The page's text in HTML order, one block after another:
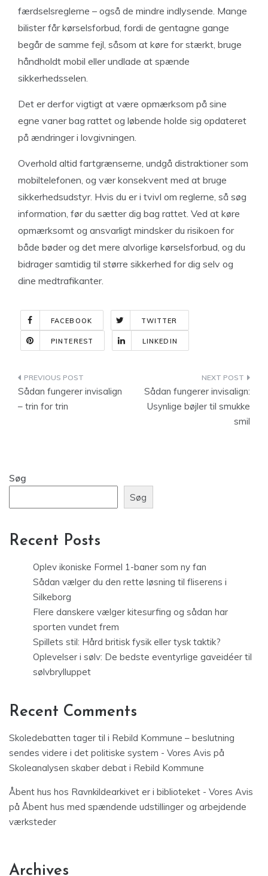
færdselsreglerne – også de mindre indlysende. Mange
bilister får kørselsforbud, fordi de gentagne gange
begår de samme fejl, såsom at køre for stærkt, bruge
håndholdt mobil eller undlade at spænde
sikkerhedsselen.
Det er derfor vigtigt at være opmærksom på sine
egne vaner bag rattet og løbende holde sig opdateret
på ændringer i lovgivningen.
Overhold altid fartgrænserne, undgå distraktioner som
mobiltelefonen, og vær konsekvent med at bruge
sikkerhedsudstyr. Hvis du er i tvivl om reglerne, så søg
information, før du sætter dig bag rattet. Ved at køre
opmærksomt og ansvarligt mindsker du risikoen for
både bøder og det mere alvorlige kørselsforbud, og du
bidrager samtidig til større sikkerhed for dig selv og
dine medtrafikanter.
FACEBOOK TWITTER
PINTEREST LINKEDIN
Indlægsnavigation
Sådan fungerer invisalign
– trin for trin
Sådan fungerer invisalign:
Usynlige bøjler til smukke
smil
Søg
Søg
Recent Posts
Oplev ikoniske Formel 1-baner som ny fan
Sådan vælger du den rette løsning til fliserens i
Silkeborg
Flere danskere vælger kitesurfing og sådan har
sporten vundet frem
Spillets stil: Hård britisk fysik eller tysk taktik?
Oplevelser i sølv: De bedste eventyrlige gaveidéer til
sølvbrylluppet
Recent Comments
Skoledebatten tager til i Rebild Kommune – beslutning
sendes videre i det politiske system - Vores Avis på
Skoleanalysen skaber debat i Rebild Kommune
Åbent hus hos Ravnkildearkivet er i biblioteket - Vores Avis
på Åbent hus med spændende udstillinger og arbejdende
værksteder
Archives